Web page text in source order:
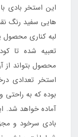
این استخر
هایی سفید رنگ
لبه کناری
تعبیه شده تا
محصول بتواند از
استخر تعدادی
بوده که به راحتی
آماده خواهد شد.
بادی سرخود و